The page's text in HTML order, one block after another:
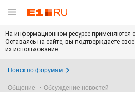
На информационном ресурсе применяются
Оставаясь на сайте, вы подтверждаете свое
их использование.
Поиск по форумам
Общение Обсуждение новостей